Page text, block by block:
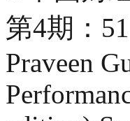
第4期：51
Praveen